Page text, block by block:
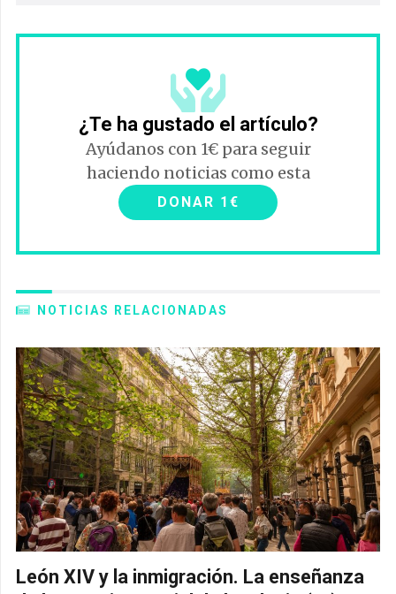
¿Te ha gustado el artículo?
Ayúdanos con 1€ para seguir
haciendo noticias como esta
DONAR 1€
NOTICIAS RELACIONADAS
León XIV y la inmigración. La enseñanza